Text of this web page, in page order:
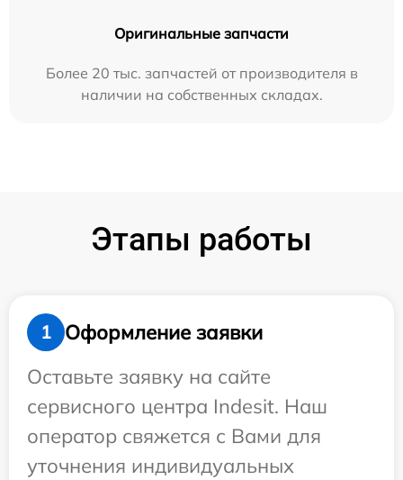
Оригинальные запчасти
Более 20 тыс. запчастей от производителя в
наличии на собственных складах.
Этапы работы
1
Оформление заявки
Оставьте заявку на сайте
сервисного центра Indesit. Наш
оператор свяжется с Вами для
уточнения индивидуальных